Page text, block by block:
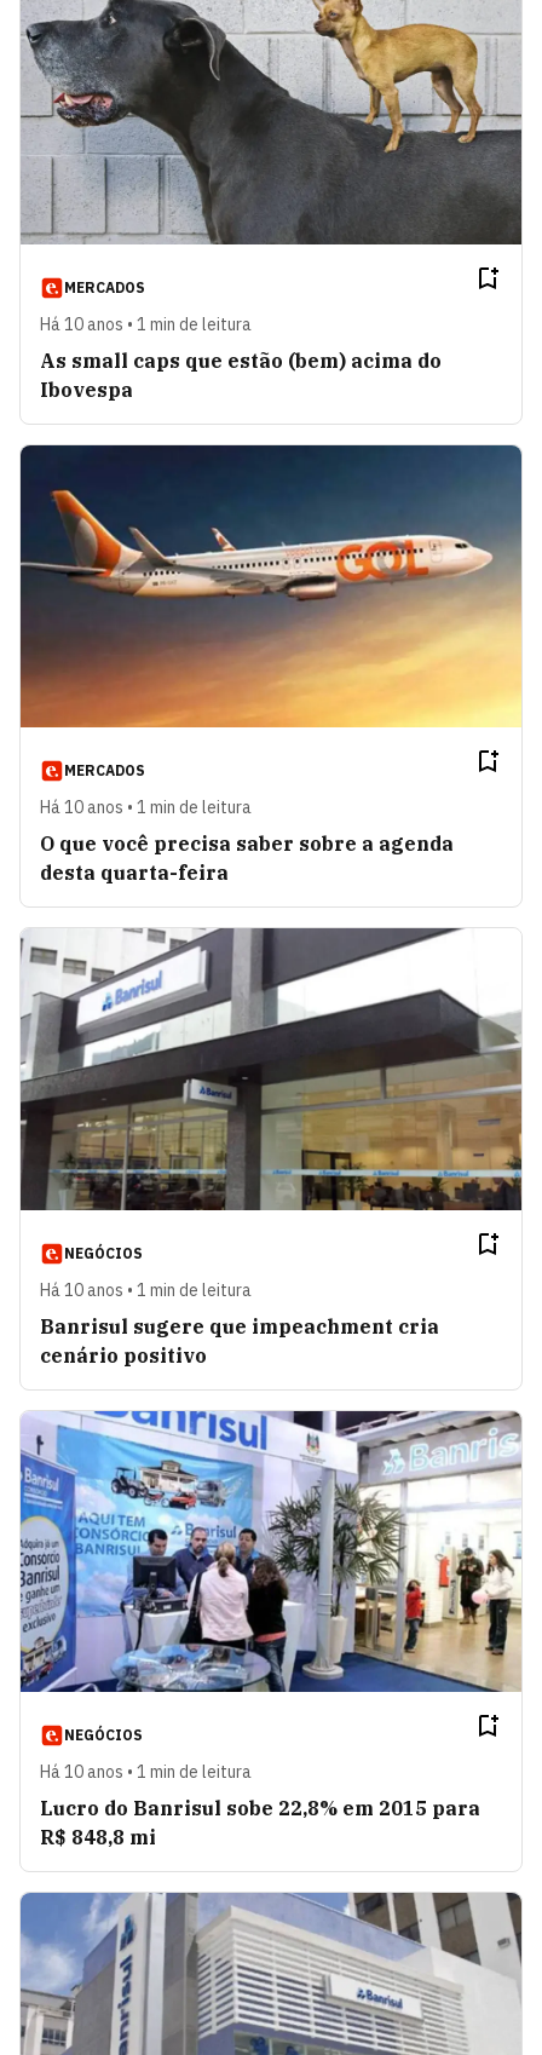
MERCADOS
Há 10 anos • 1 min de leitura
As small caps que estão (bem) acima do
Ibovespa
MERCADOS
Há 10 anos • 1 min de leitura
O que você precisa saber sobre a agenda
desta quarta-feira
NEGÓCIOS
Há 10 anos • 1 min de leitura
Banrisul sugere que impeachment cria
cenário positivo
NEGÓCIOS
Há 10 anos • 1 min de leitura
Lucro do Banrisul sobe 22,8% em 2015 para
R$ 848,8 mi